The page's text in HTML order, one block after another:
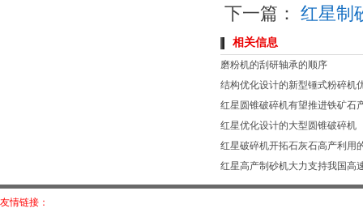
下一篇： 红星制
相关信息
磨粉机的刮研轴承的顺序
结构优化设计的新型锤式粉碎机
红星圆锥破碎机有望推进铁矿石
红星优化设计的大型圆锥破碎机
红星破碎机开拓石灰石高产利用
红星高产制砂机大力支持我国高
友情链接：